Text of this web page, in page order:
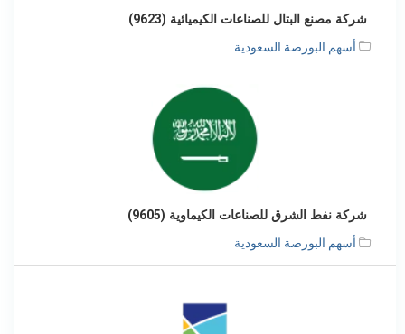
شركة مصنع البتال للصناعات الكيميائية (9623)
أسهم البورصة السعودية
شركة نفط الشرق للصناعات الكيماوية (9605)
أسهم البورصة السعودية